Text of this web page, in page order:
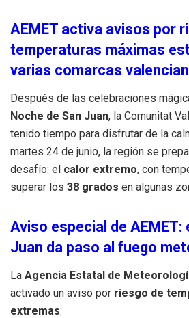
AEMET activa avisos por
temperaturas máximas
varias comarcas
Después de las celebraciones
Noche de San Juan, la Comunitat
tenido tiempo para disfrutar de la
martes 24 de junio, la región se
desafío: el calor extremo, con
superar los 38 grados en algunas
Aviso especial de AEMET:
Juan da paso al fuego
La Agencia Estatal de
activado un aviso por riesgo de
extremas: